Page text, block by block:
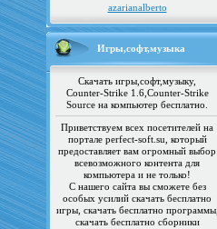
azarianalberto
Игры,софт,музыка
Скачать игры,софт,музыку,
Counter-Strike 1.6,Counter-Strike
Source на компьютер бесплатно.
Приветствуем всех посетителей на
портале perfect-soft.su, который
предоставляет вам огромный выбор
всевозможного контента для
компьютера и не только!
С нашего сайта вы сможете без
особых усилий скачать бесплатно
игры, скачать бесплатно программы,
скачать бесплатно сборники